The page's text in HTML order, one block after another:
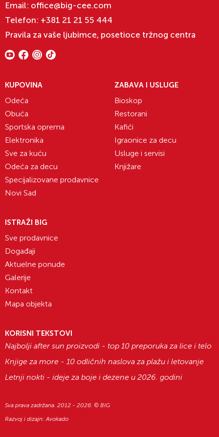
Email: office@big-cee.com
Telefon: +381 21 21 55 444
Pravila za vaše ljubimce, posetioce tržnog centra
KUPOVINA
Odeća
Obuća
Sportska oprema
Elektronika
Sve za kuću
Odeća za decu
Specijalizovane prodavnice
Novi Sad
ZABAVA I USLUGE
Bioskop
Restorani
Kafići
Igraonice za decu
Usluge i servisi
Knjižare
ISTRAŽI BIG
Sve prodavnice
Događaji
Aktuelne ponude
Galerije
Kontakt
Mapa objekta
KORISNI TEKSTOVI
Najbolji after sun proizvodi - top 10 preporuka za lice i telo
Knjige za more - 10 odličnih naslova za plažu i letovanje
Letnji nokti - ideje za boje i dezene u 2026. godini
Sva prava zadržana. 2012 - 2026. © BIG
Razvoj i dizajn:Avokado